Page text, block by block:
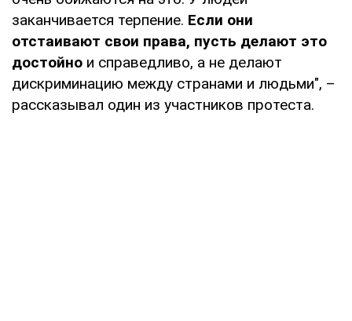
заканчивается терпение. Если они
отстаивают свои права, пусть делают это
достойно и справедливо, а не делают
дискриминацию между странами и людьми", –
рассказывал один из участников протеста.